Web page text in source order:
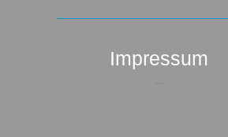
Impressum